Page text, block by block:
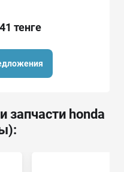
тенге
запчасти honda